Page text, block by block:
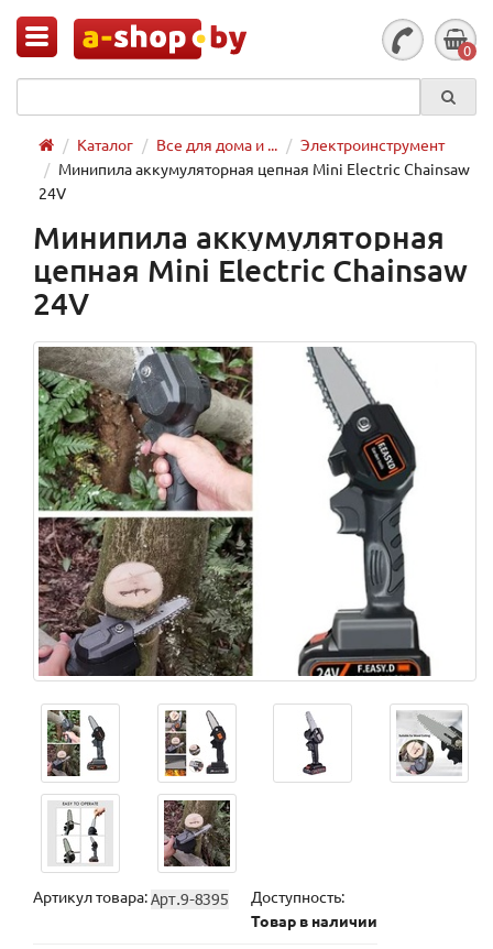
0
Каталог Все для дома и ...
Электроинструмент
Минипила аккумуляторная цепная Mini Electric Chainsaw
24V
Минипила аккумуляторная
цепная Mini Electric Chainsaw
24V
Артикул товара:
Доступность:
Товар в наличии